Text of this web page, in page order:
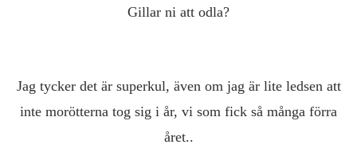
Gillar ni att odla?
Jag tycker det är superkul, även om jag är lite ledsen att
inte morötterna tog sig i år, vi som fick så många förra
året..